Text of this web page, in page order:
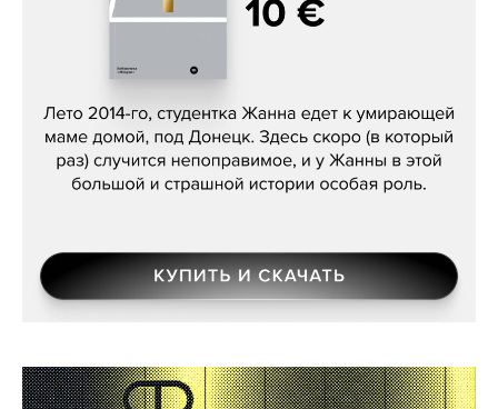
Сергей Лебедев, «Белая дама»